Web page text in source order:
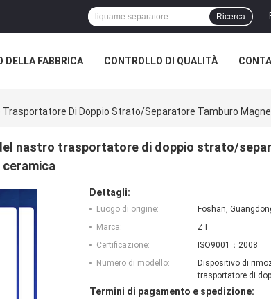
Ricerca
DELLA FABBRICA CONTROLLO DI QUALITÀ
Di Doppio Strato/separatore Tamburo
nastro trasportatore di doppio strato/
Dettagli:
Luogo di origine:
Foshan,
Marca:
ZT
Certificazione:
ISO9001：2008
Numero di modello:
Dispositivo di
trasportatore di
Termini di pagamento e spedizione: